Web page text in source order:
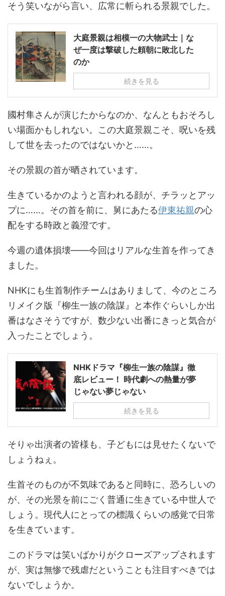
そう笑いながら言い、広常に斬られる景親でした。
大庭景親は相模一の大物武士｜な
ぜ一度は撃破した頼朝に敗北した
のか
続きを見る
國村隼さんが演じたからなのか、なんともおそろし
い場面かもしれない。この大庭景親こそ、呪いを残
して世を去ったのではないかと……。
その景親の首が晒されています。
生きているかのようと言われる顔が、チラッとアッ
プに……。その首を前に、舅にあたる伊東祐親の心
配をする時政と義澄です。
今週の遺体損壊――今回はリアルな生首を作ってき
ました。
NHKにも生首制作チームはありまして、今のところ
リメイク版『柳生一族の陰謀』と本作ぐらいしか出
番はなさそうですが、数少ない出番にきっと気合が
入ったことでしょう。
NHKドラマ『柳生一族の陰謀』徹
底レビュー！ 時代劇への熱量が夢
じゃない夢じゃない
続きを見る
そりゃ出演者の皆様も、子どもには見せたくないで
しょうねぇ。
生首そのものが不気味であると同時に、恐ろしいの
が、その光景を前にごく普通に生きている中世人で
しょう。現代人にとっての標識くらいの感覚で日常
を生きています。
このドラマは笑いばかりがクローズアップされます
が、実は無惨で残虐だということも注目すべきでは
ないでしょうか。